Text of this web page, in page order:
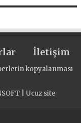
İletişim
kopyalanması
Ucuz site